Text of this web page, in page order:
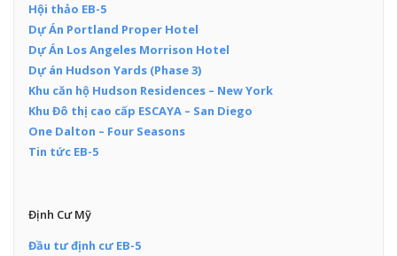
Hội thảo EB-5
Dự Án Portland Proper Hotel
Dự Án Los Angeles Morrison Hotel
Dự án Hudson Yards (Phase 3)
Khu căn hộ Hudson Residences – New York
Khu Đô thị cao cấp ESCAYA – San Diego
One Dalton – Four Seasons
Tin tức EB-5
Định Cư Mỹ
Đầu tư định cư EB-5